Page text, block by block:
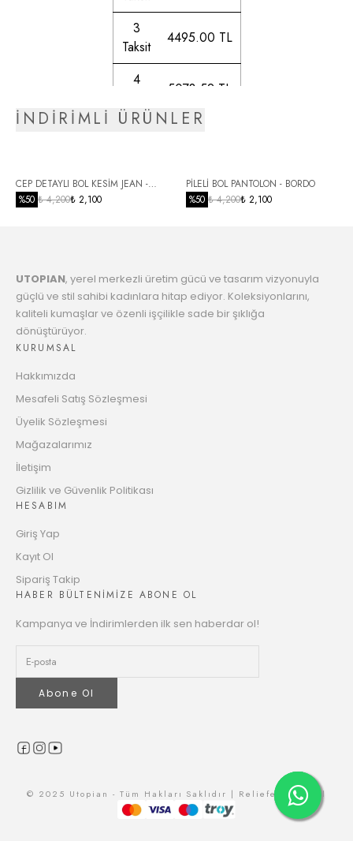
3
Taksit
4495.00 TL
4
5078.52 TL
6
5287.61 TL
8
Taksit
5548.70 TL
Taksit
12
İNDİRİMLİ ÜRÜNLER
CEP DETAYLI BOL KESİM JEAN -
SİYAH
%50 ₺ 4,200₺ 2,100
PİLELİ BOL PANTOLON - BORDO
%50 ₺ 4,200₺ 2,100
UTOPIAN, yerel merkezli üretim gücü ve tasarım vizyonuyla
güçlü ve stil sahibi kadınlara hitap ediyor. Koleksiyonlarını,
kaliteli kumaşlar ve özenli işçilikle sade bir şıklığa
dönüştürüyor.
KURUMSAL
Hakkımızda
Mesafeli Satış Sözleşmesi
Üyelik Sözleşmesi
Mağazalarımız
İletişim
Gizlilik ve Güvenlik Politikası
HESABIM
Giriş Yap
Kayıt Ol
Sipariş Takip
HABER BÜLTENİMİZE ABONE OL
Kampanya ve İndirimlerden ilk sen haberdar ol!
Abone Ol
© 2025 Utopian - Tüm Hakları Saklıdır | Reliefers Digital